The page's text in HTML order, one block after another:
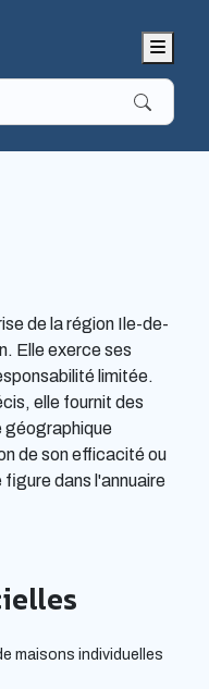
Menu
de la région Ile-de-
Elle exerce ses
limitée.
elle fournit des
géographique
de son efficacité ou
dans l'annuaire
maisons individuelles